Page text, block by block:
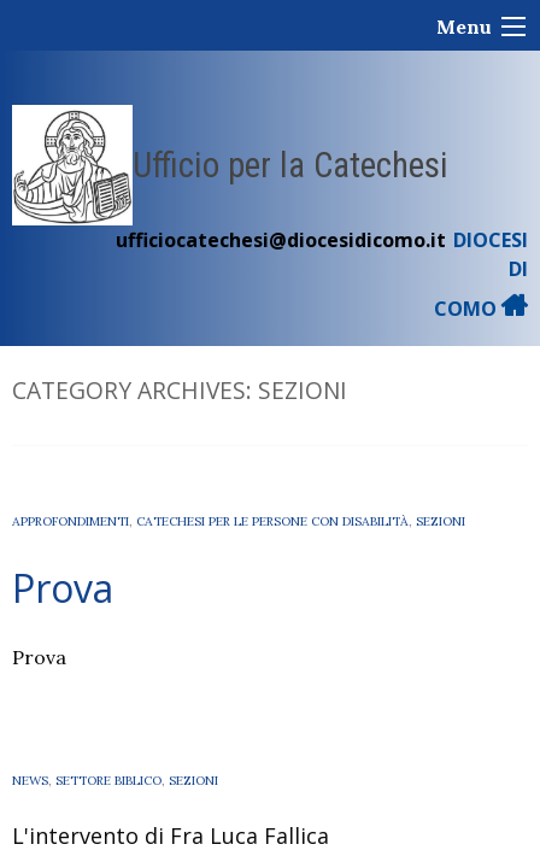
Menu
Ufficio per la Catechesi
ufficiocatechesi@diocesidicomo.it DIOCESI
DI
COMO
CATEGORY ARCHIVES: SEZIONI
APPROFONDIMENTI, CATECHESI PER LE PERSONE CON DISABILITÀ, SEZIONI
Prova
Prova
NEWS, SETTORE BIBLICO, SEZIONI
L'intervento di Fra Luca Fallica